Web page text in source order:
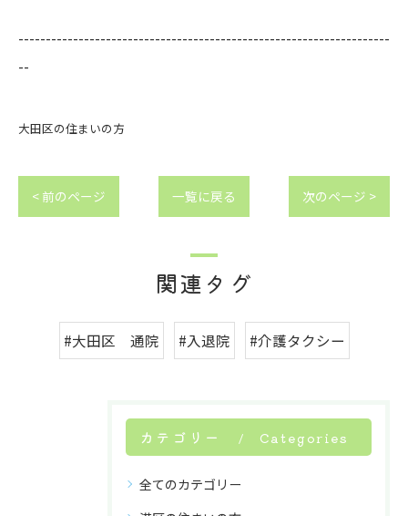
--------------------------------------------------------------------
--
大田区の住まいの方
< 前のページ 一覧に戻る 次のページ >
関連タグ
#大田区 通院 #入退院 #介護タクシー
カテゴリー Categories
全てのカテゴリー